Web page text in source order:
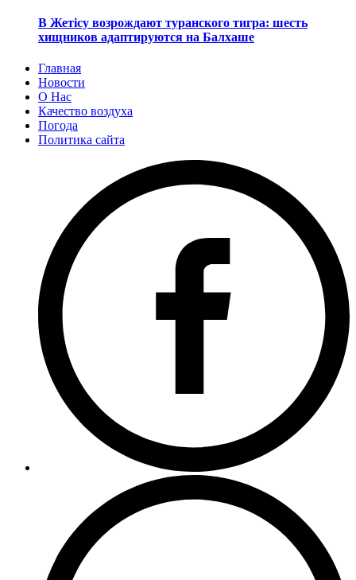
В Жетісу возрождают туранского тигра: шесть
хищников адаптируются на Балхаше
Главная
Новости
О Нас
Качество воздуха
Погода
Политика сайта